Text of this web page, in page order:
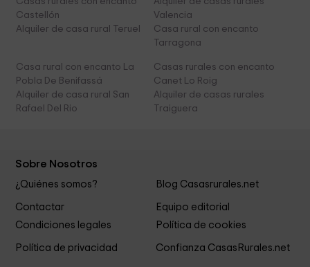
Castellón
Valencia
Alquiler de casa rural Teruel
Casa rural con encanto
Tarragona
Casa rural con encanto La
Pobla De Benifassá
Casas rurales con encanto
Canet Lo Roig
Alquiler de casa rural San
Rafael Del Rio
Alquiler de casas rurales
Traiguera
Sobre Nosotros
¿Quiénes somos? Blog Casasrurales.net
Contactar
Equipo editorial
Condiciones legales
Política de cookies
Política de privacidad Confianza CasasRurales.net